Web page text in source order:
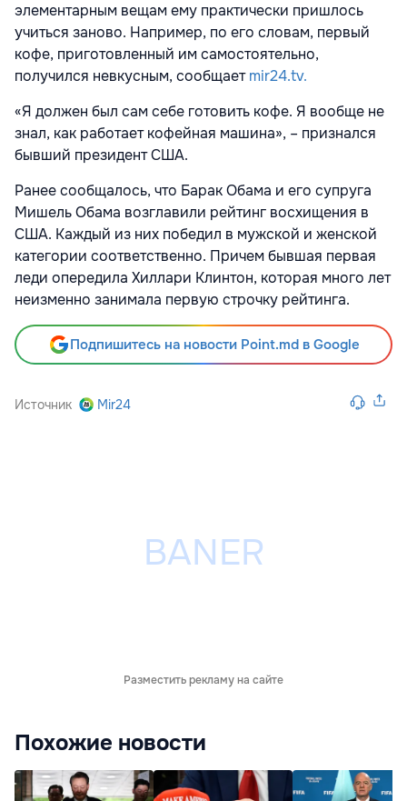
элементарным вещам ему практически пришлось
учиться заново. Например, по его словам, первый
кофе, приготовленный им самостоятельно,
получился невкусным, сообщаетmir24.tv.
«Я должен был сам себе готовить кофе. Я вообще не
знал, как работает кофейная машина», – признался
бывший президент США.
Ранее сообщалось, что Барак Обама и его супруга
Мишель Обама возглавили рейтинг восхищения в
США. Каждый из них победил в мужской и женской
категории соответственно. Причем бывшая первая
леди опередила Хиллари Клинтон, которая много лет
неизменно занимала первую строчку рейтинга.
Подпишитесь на новости Point.md в Google
Источник Mir24
Разместить рекламу на сайте
Похожие новости